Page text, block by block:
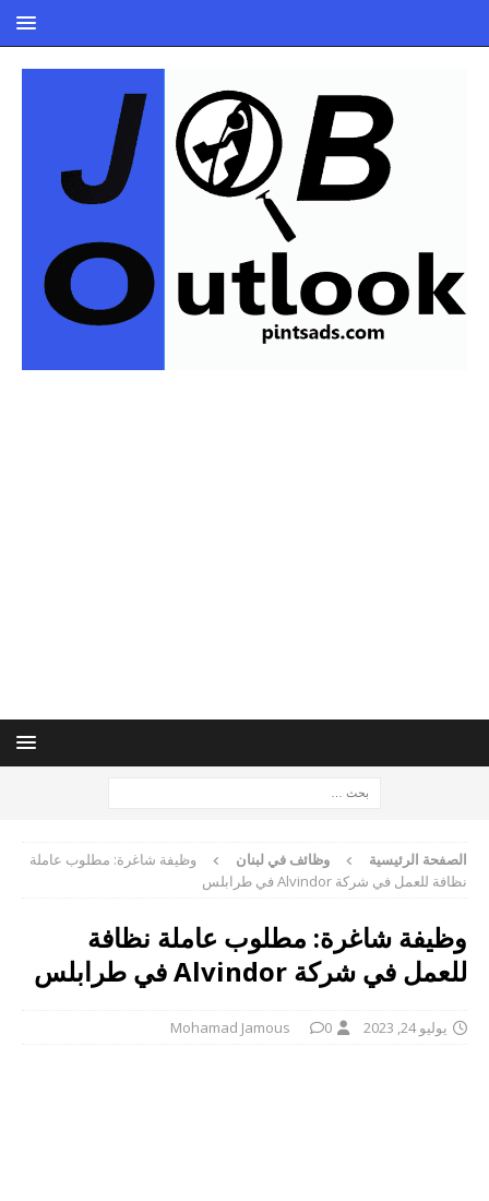
الصفحة الرئيسية وظائف في لبنان
وظيفة شاغرة: مطلوب عاملة
نظافة للعمل في شركة Alvindor في طرابلس
وظيفة شاغرة: مطلوب عاملة نظافة
للعمل في شركة Alvindor في طرابلس
يوليو 24, 2023 Mohamad Jamous 0